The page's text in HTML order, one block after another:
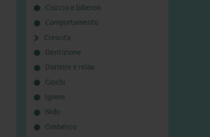
Ciuccio e biberon
Comportamento
Crescita
Dentizione
Dormire e relax
Giochi
Igiene
Nido
Ombelico